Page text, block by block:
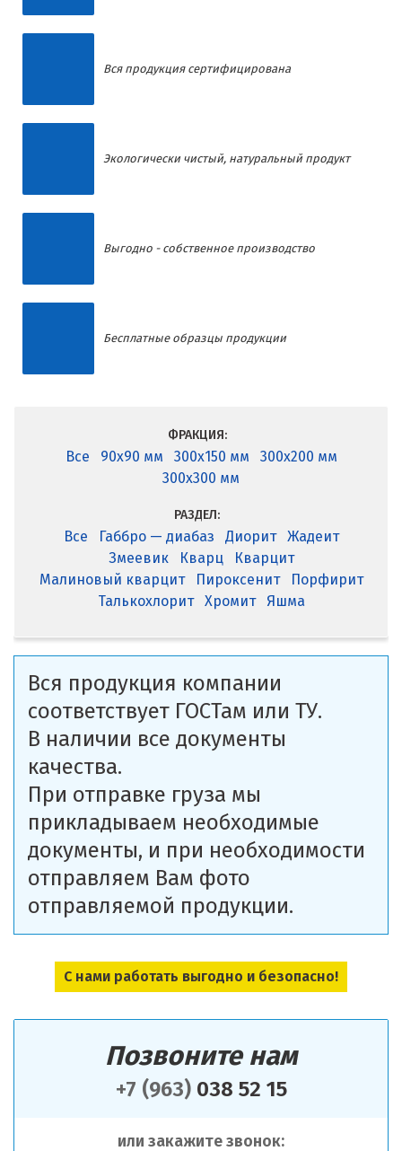
Позвоните нам
+7 (963)038 52 15
или закажите звонок:
Вся продукция сертифицирована
Экологически чистый, натуральный продукт
Выгодно - собственное производство
Бесплатные образцы продукции
ФРАКЦИЯ:
Все 90x90 мм 300x150 мм
300x200 мм
300x300 мм
РАЗДЕЛ:
Все Габбро — диабаз Диорит
Жадеит
Змеевик
Кварц
Кварцит
Малиновый кварцит
Пироксенит
Порфирит
Талькохлорит
Хромит Яшма
Вся продукция компании
соответствует ГОСТам или ТУ.
В наличии все документы
качества.
При отправке груза мы
прикладываем необходимые
документы, и при необходимости
отправляем Вам фото
отправляемой продукции.
С нами работать выгодно и безопасно!